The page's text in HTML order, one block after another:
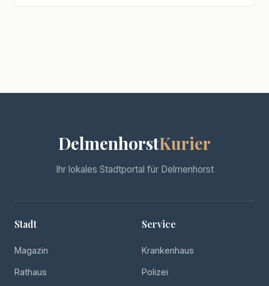
DelmenhorstKurier
Ihr lokales Stadtportal für Delmenhorst
Stadt
Magazin
Rathaus
Service
Krankenhaus
Polizei